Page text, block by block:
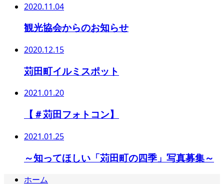
2020.11.04
観光協会からのお知らせ
2020.12.15
苅田町イルミスポット
2021.01.20
【＃苅田フォトコン】
2021.01.25
～知ってほしい「苅田町の四季」写真募集～
ホーム